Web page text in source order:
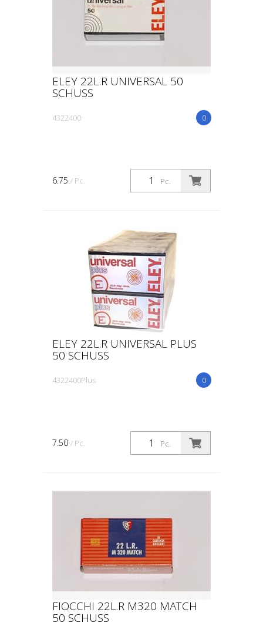
ELEY 22L.R UNIVERSAL 50
SCHUSS
0
4322400
Pc.
6.75 / Pc.
ELEY 22L.R UNIVERSAL PLUS
50 SCHUSS
0
4322400Plus
Pc.
7.50 / Pc.
FIOCCHI 22L.R M320 MATCH
50 SCHUSS